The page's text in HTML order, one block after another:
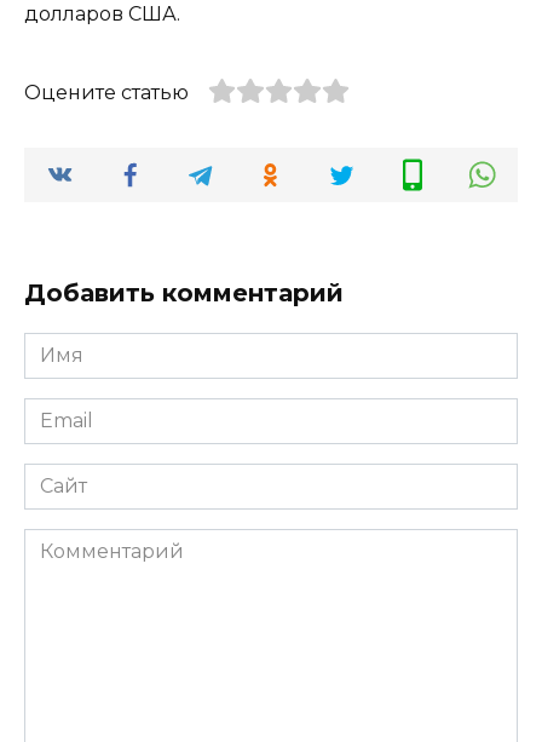
долларов США.
Оцените статью
Добавить комментарий
Имя
*
Email
*
Сайт
Комментарий